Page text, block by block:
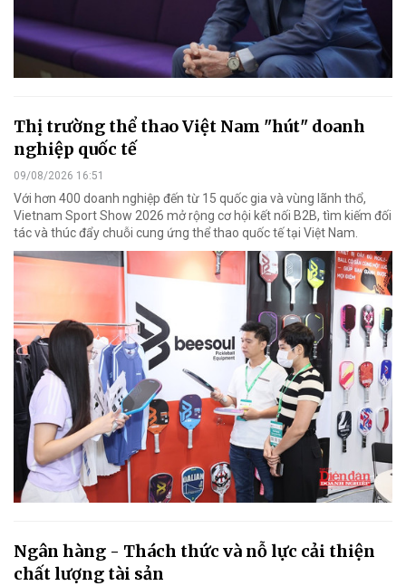
Thị trường thể thao Việt Nam "hút" doanh
nghiệp quốc tế
09/08/2026 16:51
Với hơn 400 doanh nghiệp đến từ 15 quốc gia và vùng lãnh thổ,
Vietnam Sport Show 2026 mở rộng cơ hội kết nối B2B, tìm kiếm đối
tác và thúc đẩy chuỗi cung ứng thể thao quốc tế tại Việt Nam.
Ngân hàng - Thách thức và nỗ lực cải thiện
chất lượng tài sản